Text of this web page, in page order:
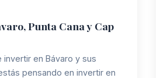
Punta Cana y Cap
invertir en Bávaro y sus
pensando en invertir en